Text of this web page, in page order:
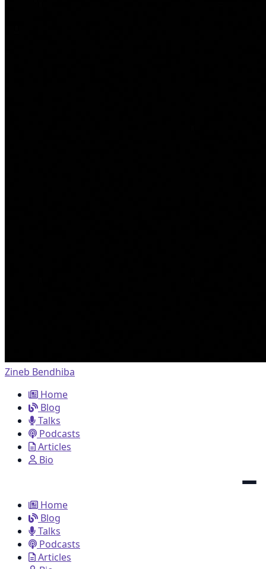
Zineb Bendhiba
Home
Blog
Talks
Podcasts
Articles
Bio
Home
Blog
Talks
Podcasts
Articles